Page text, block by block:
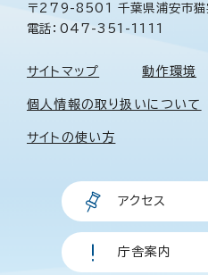
〒279-8501 千葉県浦安市猫
電話：047-351-1111
サイトマップ 動作環境
個人情報の取り扱いについて
サイトの使い方
アクセス
庁舎案内